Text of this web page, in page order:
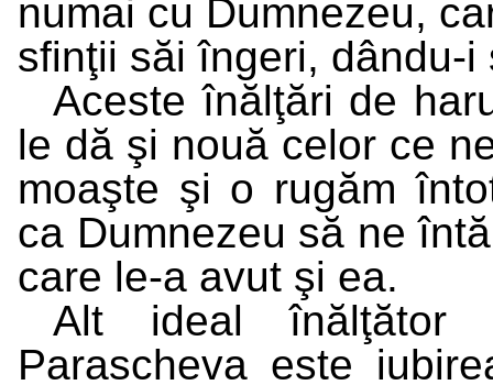
numai cu Dumnezeu,
sfinţii săi îngeri, dându-
Aceste înălţări de
le dă şi nouă celor ce
moaşte şi o rugăm
ca Dumnezeu să ne
care le-a avut şi ea.
Alt ideal înălţător
Parascheva este